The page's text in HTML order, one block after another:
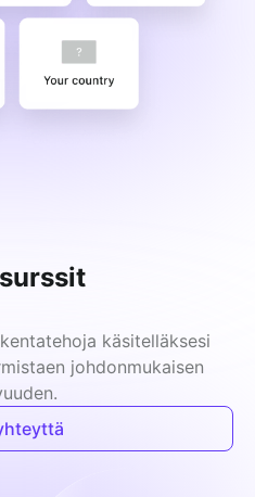
käsitelläksesi
johdonmukaisen